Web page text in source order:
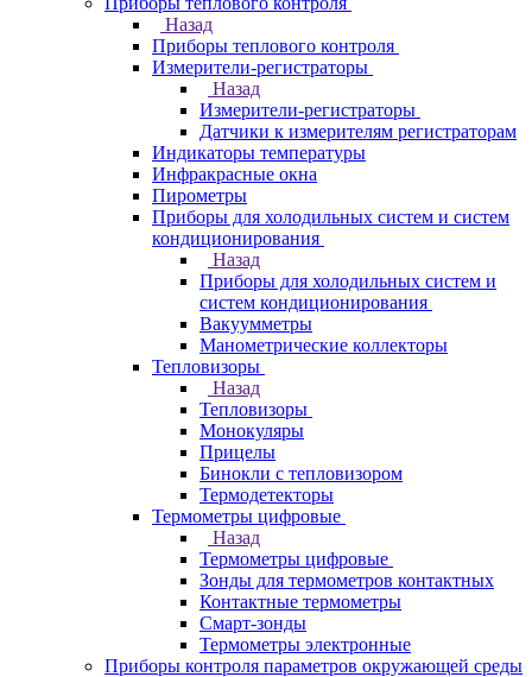
Назад
Приборы теплового контроля
Измерители-регистраторы
Назад
Измерители-регистраторы
Датчики к измерителям регистраторам
Индикаторы температуры
Инфракрасные окна
Пирометры
Приборы для холодильных систем и систем
кондиционирования
Назад
Приборы для холодильных систем и
систем кондиционирования
Вакуумметры
Манометрические коллекторы
Тепловизоры
Назад
Тепловизоры
Монокуляры
Прицелы
Бинокли с тепловизором
Термодетекторы
Термометры цифровые
Назад
Термометры цифровые
Зонды для термометров контактных
Контактные термометры
Смарт-зонды
Термометры электронные
Приборы контроля параметров окружающей среды